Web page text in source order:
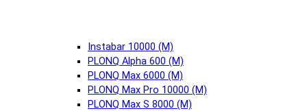
Instabar 10000 (М)
PLONQ Alpha 600 (М)
PLONQ Max 6000 (М)
PLONQ Max Pro 10000 (М)
PLONQ Max S 8000 (М)